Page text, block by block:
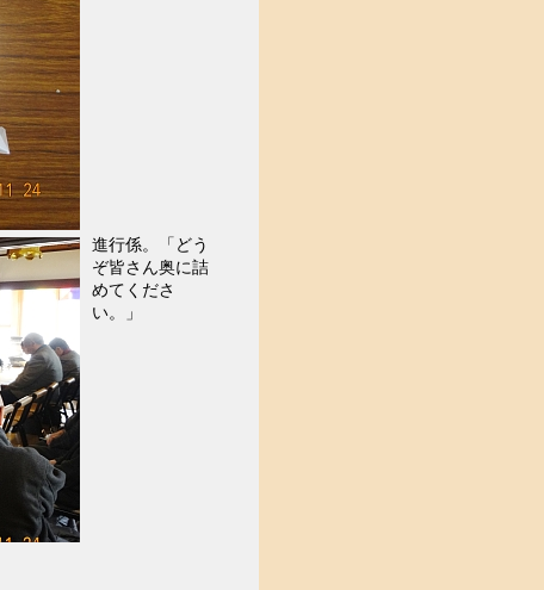
進行係。「どう
ぞ皆さん奥に詰
めてくださ
い。」